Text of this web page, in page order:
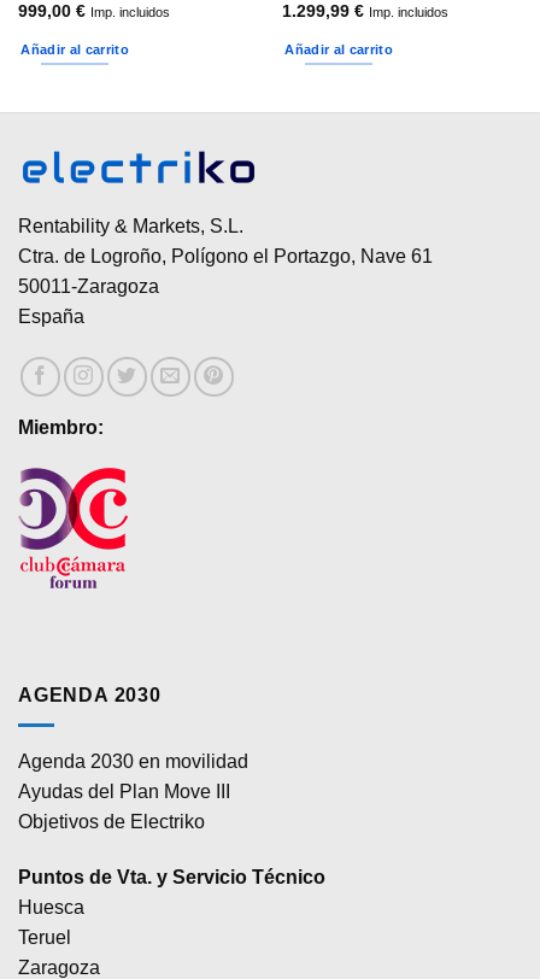
999,00 € Imp. incluidos
Añadir al carrito
1.299,99 € Imp. incluidos
Añadir al carrito
Rentability & Markets, S.L.
Ctra. de Logroño, Polígono el Portazgo, Nave 61
50011-Zaragoza
España
Miembro:
AGENDA 2030
Agenda 2030 en movilidad
Ayudas del Plan Move III
Objetivos de Electriko
Puntos de Vta. y Servicio Técnico
Huesca
Teruel
Zaragoza